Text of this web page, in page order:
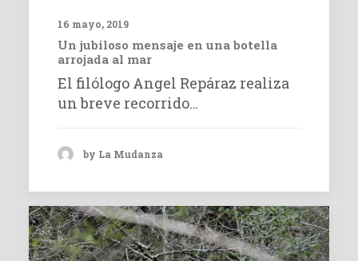
16 mayo, 2019
Un jubiloso mensaje en una botella
arrojada al mar
El filólogo Angel Repáraz realiza
un breve recorrido…
by La Mudanza